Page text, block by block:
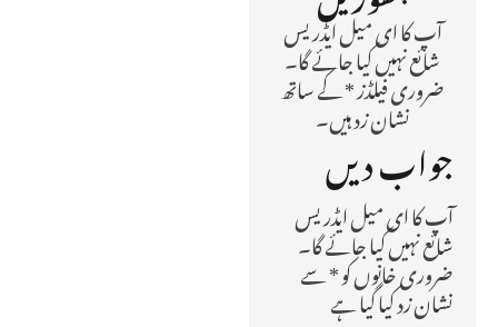
آپ کا ای میل ایڈریس
شائع نہیں کیا جائے گا۔
ضروری فیلڈز * کے ساتھ
نشان زد ہیں۔
جواب دیں
آپ کا ای میل ایڈریس
شائع نہیں کیا جائے گا۔
ضروری خانوں کو*سے
نشان زد کیا گیا ہے